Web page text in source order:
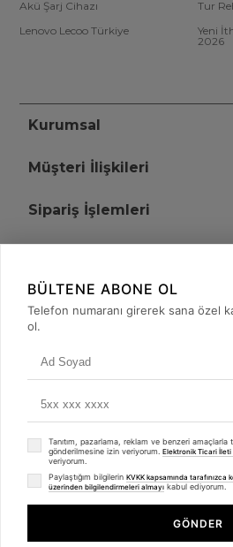
Akü Şarj Cihazı
Tur
Lenovo Lecoo Türkiye
Yeni
2026
Kurumsal
Müşteri İlişkileri
Sipariş İşlemleri
+90 (850) 473
© 2008 - 2026
- Tüm Hakları Saklıdır. Kredi kartı
Whatsapp
BÜLTENE ABONE OL
Telefon numaranı girerek sana özel
ol.
Tanıtım, pazarlama, reklam ve benzeri amaçlarla
gönderilmesine izin veriyorum. Elektronik Ticari İleti
veriyorum.
Paylaştığım bilgilerin KVKK kapsamında tarafınızca
üzerinden bilgilendirmeleri almayı kabul ediyorum.
GÖNDER